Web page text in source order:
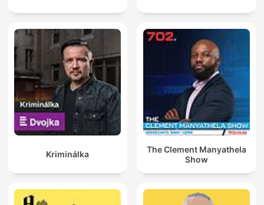
Kriminálka
The Clement Manyathela
Show